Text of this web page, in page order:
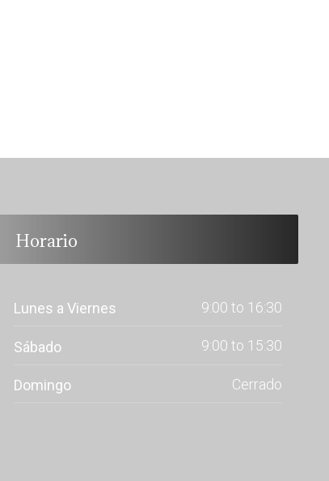
Horario
Lunes a Viernes 9:00 to 16:30
Sábado 9:00 to 15:30
Domingo Cerrado